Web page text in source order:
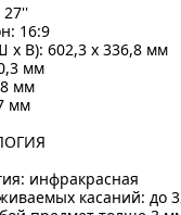
27''
16:9
x В): 602,3 x 336,8 мм
мм
мм
мм
инфракрасная
касаний: до